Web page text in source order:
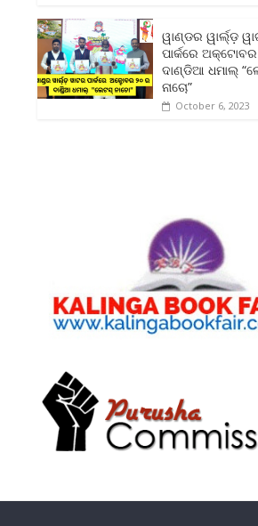
ୱାଣ୍ଡର ୱାର୍ଲ୍‌ଡ଼
ପାର୍କରେ
ଦାଣ୍ଡିଆ ଧମାଲ୍
ନାଚୋ”
October 6, 2023